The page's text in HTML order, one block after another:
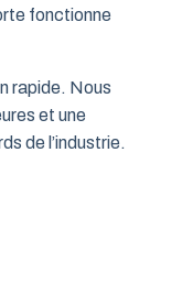
fonctionne
rapide. Nous
et une
de l’industrie.